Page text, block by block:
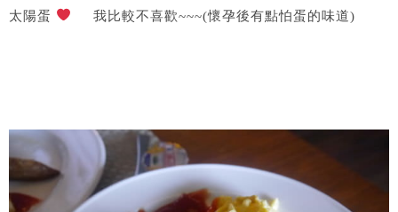
太陽蛋 ​ 我比較不喜歡~~~(懷孕後有點怕蛋的味道)